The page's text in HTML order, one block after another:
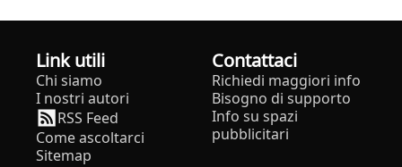
Link utili
Chi siamo
I nostri autori
RSS Feed
Come ascoltarci
Sitemap
Contattaci
Richiedi maggiori info
Bisogno di supporto
Info su spazi
pubblicitari